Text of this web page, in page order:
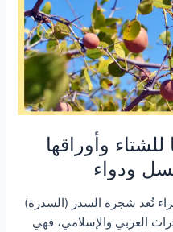
وأوراقها
ودواء
تُعد شجرة السدر (السدرة)
العربي والإسلامي، فهي